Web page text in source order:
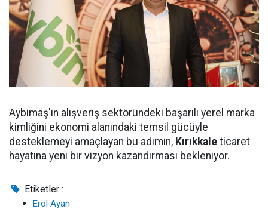
Aybimaş'ın alışveriş sektöründeki başarılı yerel marka
kimliğini ekonomi alanındaki temsil gücüyle
desteklemeyi amaçlayan bu adımın, Kırıkkale ticaret
hayatına yeni bir vizyon kazandırması bekleniyor.
Etiketler :
Erol Ayan